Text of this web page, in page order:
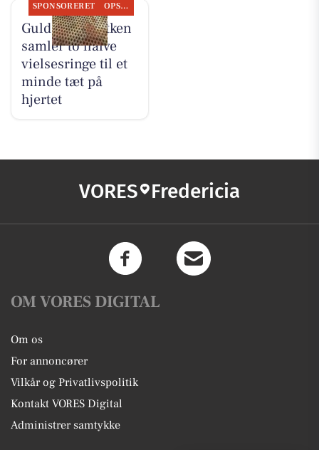
SPONSORERET OPSLAGSTAVLEN
Guldsmed Lütken
samler to halve
vielsesringe til et
minde tæt på
hjertet
VORES Fredericia
OM VORES DIGITAL
Om os
For annoncører
Vilkår og Privatlivspolitik
Kontakt VORES Digital
Administrer samtykke